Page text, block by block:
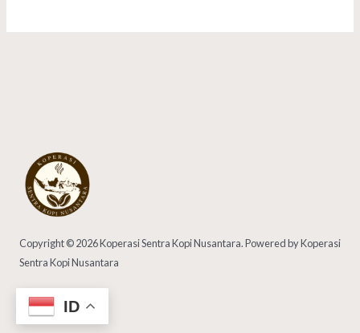
Copyright © 2026 Koperasi Sentra Kopi Nusantara. Powered by Koperasi
Sentra Kopi Nusantara
ID